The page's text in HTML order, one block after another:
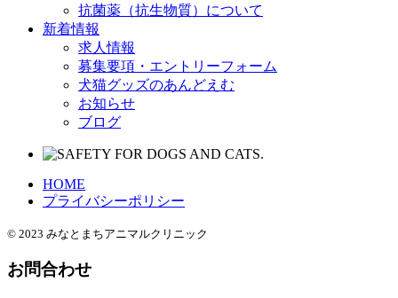
抗菌薬（抗生物質）について
新着情報
求人情報
募集要項・エントリーフォーム
犬猫グッズのあんどえむ
お知らせ
ブログ
HOME
プライバシーポリシー
© 2023 みなとまちアニマルクリニック
お問合わせ